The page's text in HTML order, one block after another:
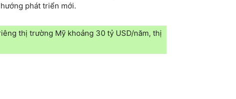
phát triển mới.
thị trường Mỹ khoảng 30 tỷ USD/năm, thị